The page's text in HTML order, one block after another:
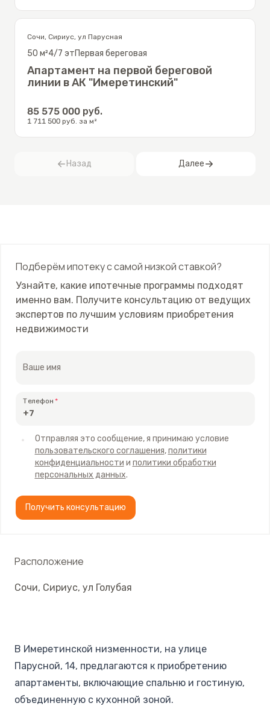
Сочи, Сириус, ул Парусная
50 м²4/7 этПервая береговая
Апартамент на первой береговой
линии в АК "Имеретинский"
85 575 000 руб.
1 711 500 руб. за м²
Назад Далее
Подберём ипотеку с самой низкой ставкой?
Узнайте, какие ипотечные программы подходят
именно вам. Получите консультацию от ведущих
экспертов по лучшим условиям приобретения
недвижимости
Ваше имя
Телефон
Отправляя это сообщение, я принимаю условие
пользовательского соглашения,политики
конфиденциальности и политики обработки
персональных данных.
Получить консультацию
Расположение
Сочи, Сириус, ул Голубая
В Имеретинской низменности, на улице
Парусной, 14, предлагаются к приобретению
апартаменты, включающие спальню и гостиную,
объединенную с кухонной зоной.